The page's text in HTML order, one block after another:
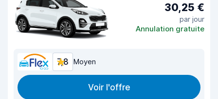
30,25 €
par jour
Annulation gratuite
7,8 Moyen
Voir l'offre